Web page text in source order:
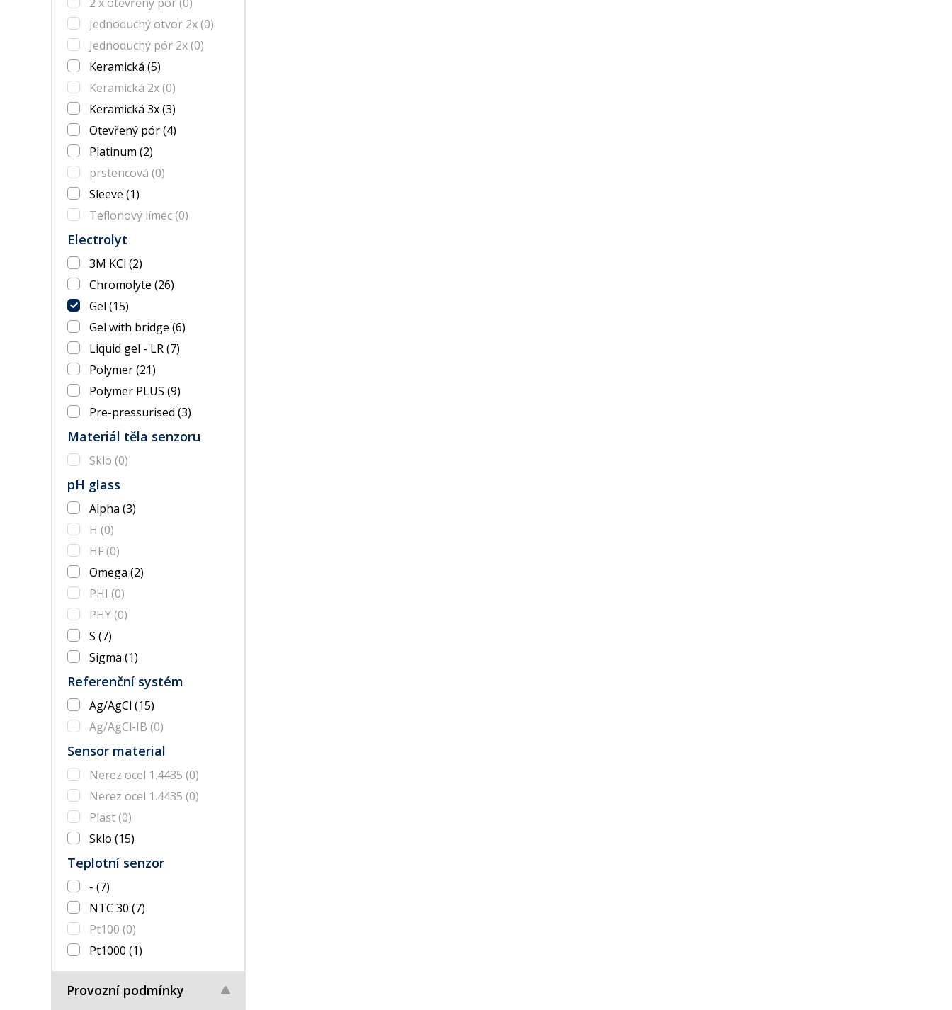
Jednoduchý otvor 2x(0)
Jednoduchý pór 2x(0)
Keramická (5)
Keramická 2x(0)
Keramická 3x(3)
Otevřený pór(4)
Platinum (2)
prstencová (0)
Sleeve (1)
Teflonový límec(0)
Electrolyt
3M KCl (2)
Chromolyte (26)
Gel (15)
Gel with bridge (6)
Liquid gel - LR(7)
Polymer(21)
Polymer PLUS (9)
Pre-pressurised (3)
Materiál těla senzoru
Sklo (0)
pH glass
Alpha (3)
H (0)
HF(0)
Omega (2)
PHI (0)
PHY(0)
S (7)
Sigma (1)
Referenční systém
Ag/AgCl (15)
Ag/AgCl-IB (0)
Sensor material
Nerez ocel 1.4435 (0)
Nerez ocel 1.4435 (0)
Plast(0)
Sklo (15)
Teplotní senzor
- (7)
NTC 30 (7)
Pt100 (0)
Pt1000 (1)
Provozní podmínky